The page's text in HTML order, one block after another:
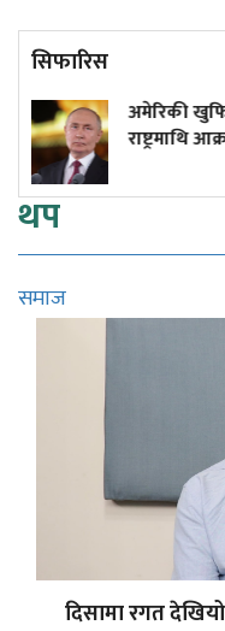
सिफारिस
खुफिया रिपोर्ट– रूसले
आक्रमण गर्न सक्छ
थप
समाज
दिसामा रगत